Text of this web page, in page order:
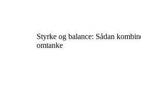
Styrke og balance: Sådan
omtanke